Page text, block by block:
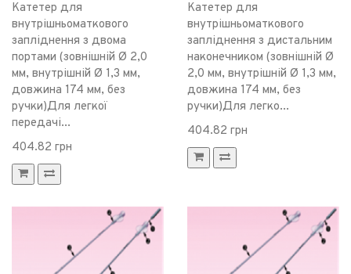
Катетер для
внутрішньоматкового
запліднення з двома
портами (зовнішній Ø 2,0
мм, внутрішній Ø 1,3 мм,
довжина 174 мм, без
ручки)Для легкої
передачі...
404.82 грн
Катетер для
внутрішньоматкового
запліднення з дистальним
наконечником (зовнішній Ø
2,0 мм, внутрішній Ø 1,3 мм,
довжина 174 мм, без
ручки)Для легко...
404.82 грн